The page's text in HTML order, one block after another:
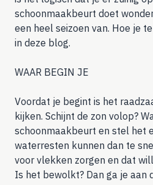
schoonmaakbeurt doet
een heel seizoen van. Hoe je
in deze blog.
WAAR BEGIN JE
Voordat je begint is het
kijken. Schijnt de zon volop?
schoonmaakbeurt en stel het
waterresten kunnen dan te
voor vlekken zorgen en dat
Is het bewolkt? Dan ga je aan